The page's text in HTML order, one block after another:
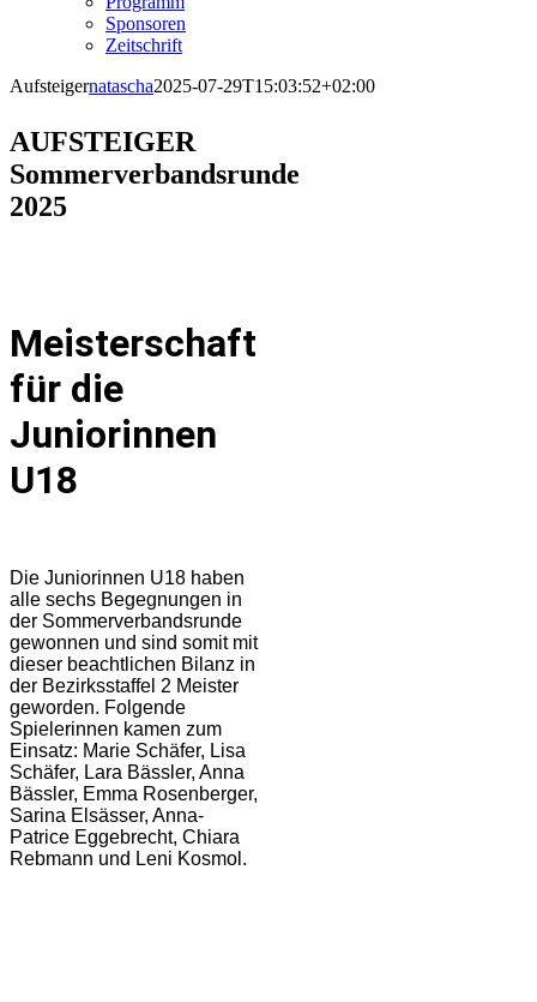
Sponsoren
Zeitschrift
Aufsteigernatascha2025-07-29T15:03:52+02:00
AUFSTEIGER
Sommerverbandsrunde
2025
Meisterschaft
für die
Juniorinnen
U18
Die Juniorinnen U18 haben
alle sechs Begegnungen in
der Sommerverbandsrunde
gewonnen und sind somit mit
dieser beachtlichen Bilanz in
der Bezirksstaffel 2 Meister
geworden. Folgende
Spielerinnen kamen zum
Einsatz: Marie Schäfer, Lisa
Schäfer, Lara Bässler, Anna
Bässler, Emma Rosenberger,
Sarina Elsässer, Anna-
Patrice Eggebrecht, Chiara
Rebmann und Leni Kosmol.